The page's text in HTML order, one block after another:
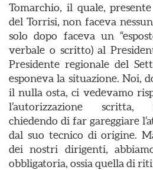
Tomarchio, il quale, presente
del Torrisi, non faceva
solo dopo faceva un
verbale o scritto) al
Presidente regionale del
esponeva la situazione. Noi,
il nulla osta, ci vedevamo
l’autorizzazione scritta,
chiedendo di far gareggiare
dal suo tecnico di origine.
dei nostri dirigenti,
obbligatoria, ossia quella di